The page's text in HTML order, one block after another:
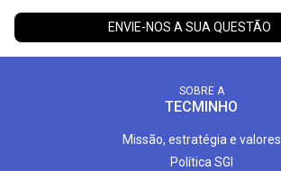
ENVIE-NOS A SUA QUESTÃO
SOBRE A
TECMINHO
Missão, estratégia e valores
Política SGI